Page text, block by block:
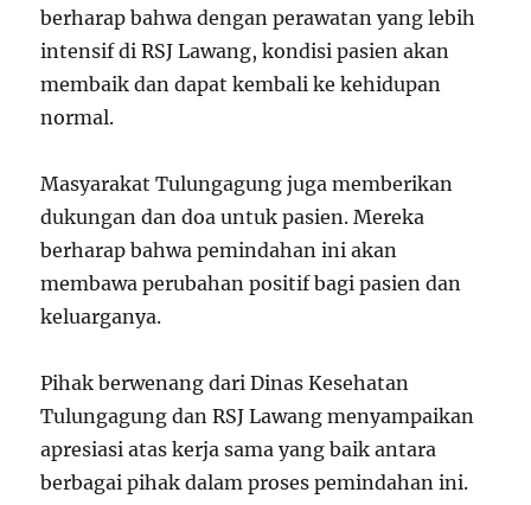
berharap bahwa dengan perawatan yang lebih
intensif di RSJ Lawang, kondisi pasien akan
membaik dan dapat kembali ke kehidupan
normal.
Masyarakat Tulungagung juga memberikan
dukungan dan doa untuk pasien. Mereka
berharap bahwa pemindahan ini akan
membawa perubahan positif bagi pasien dan
keluarganya.
Pihak berwenang dari Dinas Kesehatan
Tulungagung dan RSJ Lawang menyampaikan
apresiasi atas kerja sama yang baik antara
berbagai pihak dalam proses pemindahan ini.